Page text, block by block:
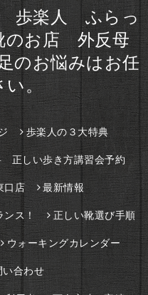
歩楽人 ふらっ
お店 外反母
お悩みはお任
い。
歩楽人の３大特典
正しい歩き方講習会予約
口店 最新情報
ス！ 正しい靴選び手順
ウォーキングカレンダー
い合わせ